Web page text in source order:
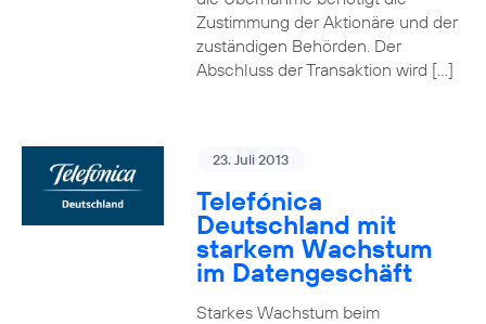
Zustimmung der Aktionäre und der
zuständigen Behörden. Der
Abschluss der Transaktion wird […]
23. Juli 2013
Telefónica
Deutschland mit
starkem Wachstum
im Datengeschäft
Starkes Wachstum beim